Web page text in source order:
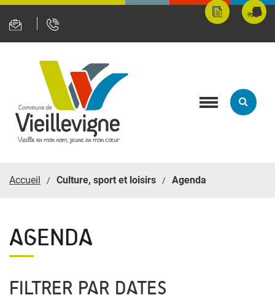
Mes
démarches
Toggle
Accueil Culture, sport et loisirs Agenda
AGENDA
FILTRER PAR DATES
Panneau de gestion des cookies